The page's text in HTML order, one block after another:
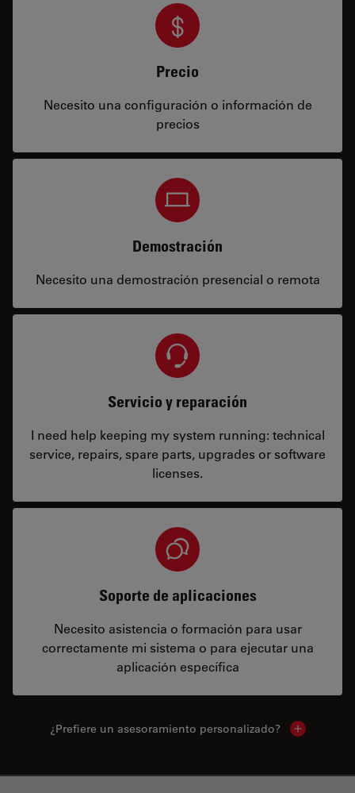
Precio
Necesito una configuración o información de
precios
Demostración
Necesito una demostración presencial o remota
Servicio y reparación
I need help keeping my system running: technical
service, repairs, spare parts, upgrades or software
licenses.
Soporte de aplicaciones
Necesito asistencia o formación para usar
correctamente mi sistema o para ejecutar una
aplicación específica
¿Prefiere un asesoramiento personalizado? Show local